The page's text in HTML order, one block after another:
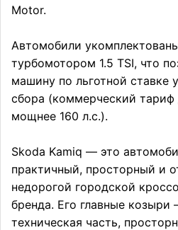
Motor.
Автомобили
турбомотором 1.5 TSI, что
машину по льготной ставке
сбора (коммерческий тариф
мощнее 160 л.с.).
Skoda Kamiq — это
практичный, просторный и
недорогой городской
бренда. Его главные
техническая часть,